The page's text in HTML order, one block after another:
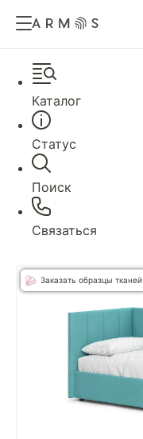
Каталог
Статус
Поиск
Связаться
Заказать образцы тканей